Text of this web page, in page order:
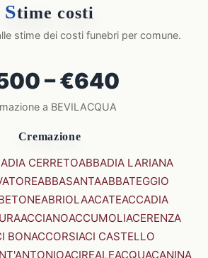
Stime costi
stime dei costi funebri per comune.
– €640
a BEVILACQUA
Cremazione
CERRETOABBADIA LARIANA
ABBASANTAABBATEGGIO
ABRIOLAACATEACCADIA
ACCIANOACCUMOLIACERENZA
BONACCORSIACI CASTELLO
ACIREALEACQUACANINA